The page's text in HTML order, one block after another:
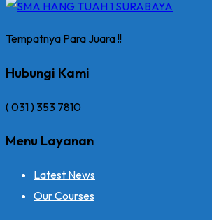
Tempatnya Para Juara !!
Hubungi Kami
( 031 ) 353 7810
Menu Layanan
Latest News
Our Courses